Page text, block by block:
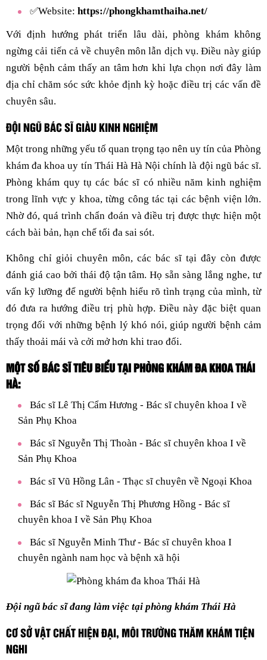
✅Website: https://phongkhamthaiha.net/
Với định hướng phát triển lâu dài, phòng khám không
ngừng cải tiến cả về chuyên môn lẫn dịch vụ. Điều này giúp
người bệnh cảm thấy an tâm hơn khi lựa chọn nơi đây làm
địa chỉ chăm sóc sức khỏe định kỳ hoặc điều trị các vấn đề
chuyên sâu.
ĐỘI NGŨ BÁC SĨ GIÀU KINH NGHIỆM
Một trong những yếu tố quan trọng tạo nên uy tín của Phòng
khám đa khoa uy tín Thái Hà Hà Nội chính là đội ngũ bác sĩ.
Phòng khám quy tụ các bác sĩ có nhiều năm kinh nghiệm
trong lĩnh vực y khoa, từng công tác tại các bệnh viện lớn.
Nhờ đó, quá trình chẩn đoán và điều trị được thực hiện một
cách bài bản, hạn chế tối đa sai sót.
Không chỉ giỏi chuyên môn, các bác sĩ tại đây còn được
đánh giá cao bởi thái độ tận tâm. Họ sẵn sàng lắng nghe, tư
vấn kỹ lưỡng để người bệnh hiểu rõ tình trạng của mình, từ
đó đưa ra hướng điều trị phù hợp. Điều này đặc biệt quan
trọng đối với những bệnh lý khó nói, giúp người bệnh cảm
thấy thoải mái và cởi mở hơn khi trao đổi.
MỘT SỐ BÁC SĨ TIÊU BIỂU TẠI PHÒNG KHÁM ĐA KHOA THÁI
HÀ:
Bác sĩ Lê Thị Cẩm Hương - Bác sĩ chuyên khoa I về
Sản Phụ Khoa
Bác sĩ Nguyễn Thị Thoàn - Bác sĩ chuyên khoa I về
Sản Phụ Khoa
Bác sĩ Vũ Hồng Lân - Thạc sĩ chuyên về Ngoại Khoa
Bác sĩ Bác sĩ Nguyễn Thị Phương Hồng - Bác sĩ
chuyên khoa I về Sản Phụ Khoa
Bác sĩ Nguyễn Minh Thư - Bác sĩ chuyên khoa I
chuyên ngành nam học và bệnh xã hội
Đội ngũ bác sĩ đang làm việc tại phòng khám Thái Hà
CƠ SỞ VẬT CHẤT HIỆN ĐẠI, MÔI TRƯỜNG THĂM KHÁM TIỆN
NGHI